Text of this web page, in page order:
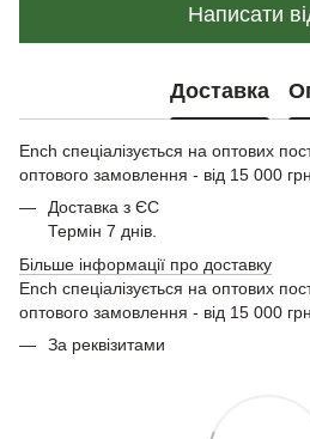
Написати
Доставка
Ench спеціалізується на оптових
оптового замовлення - від 15 000 грн.
Доставка з ЄС
Термін 7 днів.
Більше інформації про доставку
Ench спеціалізується на оптових
оптового замовлення - від 15 000
За реквізитами